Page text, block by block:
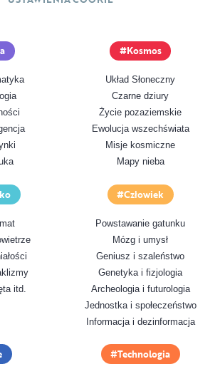
Kosmos
Układ Słoneczny
Czarne dziury
Życie pozaziemskie
Ewolucja wszechświata
Misje kosmiczne
Mapy nieba
itd.
Człowiek
Powstawanie gatunku
Mózg i umysł
Geniusz i szaleństwo
Genetyka i fizjologia
Archeologia i futurologia
Jednostka i społeczeństwo
Informacja i dezinformacja
Technologia